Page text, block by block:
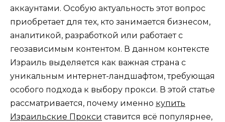
аккаунтами. Особую актуальность этот вопрос
приобретает для тех, кто занимается бизнесом,
аналитикой, разработкой или работает с
геозависимым контентом. В данном контексте
Израиль выделяется как важная страна с
уникальным интернет-ландшафтом, требующая
особого подхода к выбору прокси. В этой статье
рассматривается, почему именно купить
Израильские Прокси ставится всё популярнее,